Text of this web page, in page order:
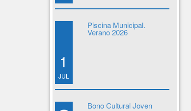
1
JUL
Piscina Municipal.
Verano 2026
Bono Cultural Joven